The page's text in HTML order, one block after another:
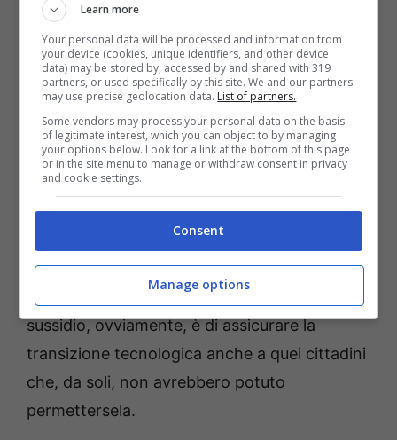
Bonus decoder a casa: come
funziona il sussidio per over 70
e quando scade
Questo bonus è realizzato in collaborazione
con Poste Italiane e prevede la consegna
gratuita, a casa, di un decoder compatibile
con il nuovo digitale terrestre. I pensionati
che ne fanno richiesta, ciò nonostante,
devono dichiarare unassegno annuo
inferiore a 20 mila euro
. L’intento di questo
sussidio, ovviamente, è di assicurare la
transizione tecnologica anche a quei cittadini
che, da soli, non avrebbero potuto
permettersela.
Learn more
Your personal data will be processed and information from
your device (cookies, unique identifiers, and other device
data) may be stored by, accessed by and shared with 319
partners, or used specifically by this site. We and our partners
may use precise geolocation data. List of partners.
Some vendors may process your personal data on the basis
of legitimate interest, which you can object to by managing
your options below. Look for a link at the bottom of this page
or in the site menu to manage or withdraw consent in privacy
and cookie settings.
Consent
Manage options